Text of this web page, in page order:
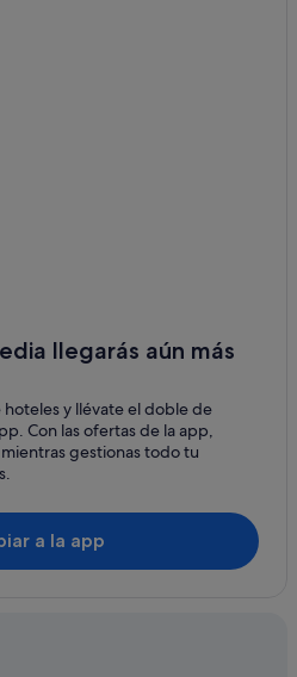
de Québec
llegarás aún más
y llévate el doble de
Con las ofertas de la app,
gestionas todo tu
a la app